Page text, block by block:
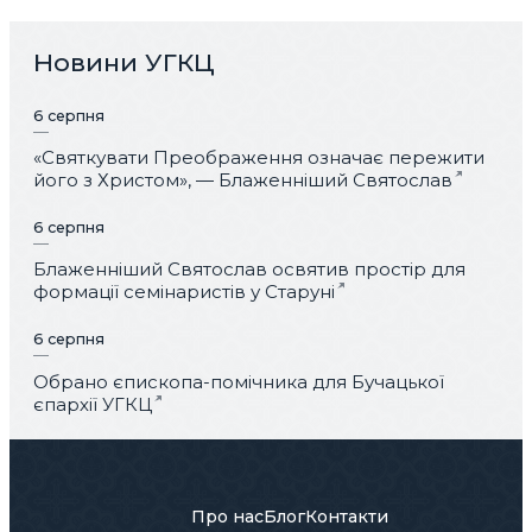
Новини УГКЦ
6 серпня
«Святкувати Преображення означає пережити
його з Христом», — Блаженніший Святослав
6 серпня
Блаженніший Святослав освятив простір для
формації семінаристів у Старуні
6 серпня
Обрано єпископа-помічника для Бучацької
єпархії УГКЦ
Про насБлогКонтакти